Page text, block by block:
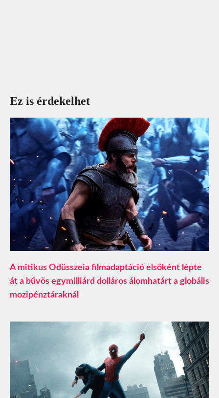
Ez is érdekelhet
A mitikus Odüsszeia filmadaptáció elsőként lépte
át a bűvös egymilliárd dolláros álomhatárt a globális
mozipénztáraknál